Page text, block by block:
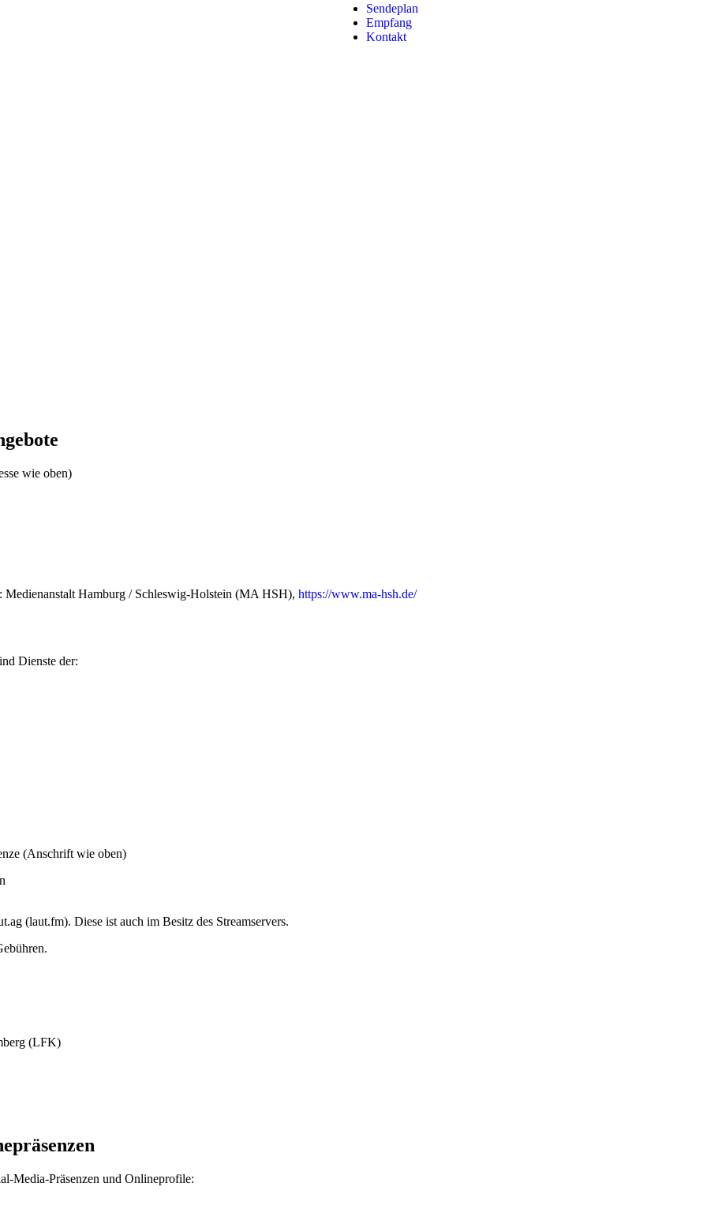
Sendeplan
Empfang
Kontakt
wie oben)
Medienanstalt Hamburg / Schleswig-Holstein (MA HSH), https://www.ma-hsh.de/
Dienste der:
(Anschrift wie oben)
(laut.fm). Diese ist auch im Besitz des Streamservers.
(LFK)
Media-Präsenzen und Onlineprofile: